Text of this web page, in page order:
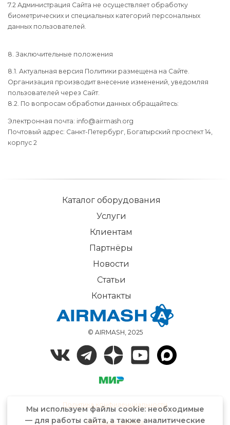
7.2 Администрация Сайта не осуществляет обработку
биометрических и специальных категорий персональных
данных пользователей.
8. Заключительные положения
8.1. Актуальная версия Политики размещена на Сайте.
Организация производит внесение изменений, уведомляя
пользователей через Сайт.
8.2. По вопросам обработки данных обращайтесь:
Электронная почта: info@airmash.org
Почтовый адрес: Санкт-Петербург, Богатырский проспект 14,
корпус 2
© AIRMASH, 2025
Каталог оборудования
Услуги
Клиентам
Партнёры
Новости
Статьи
Контакты
Политика конфиденциальности
Договор-оферта
Мы используем файлы cookie: необходимые
— для работы сайта, а также аналитические